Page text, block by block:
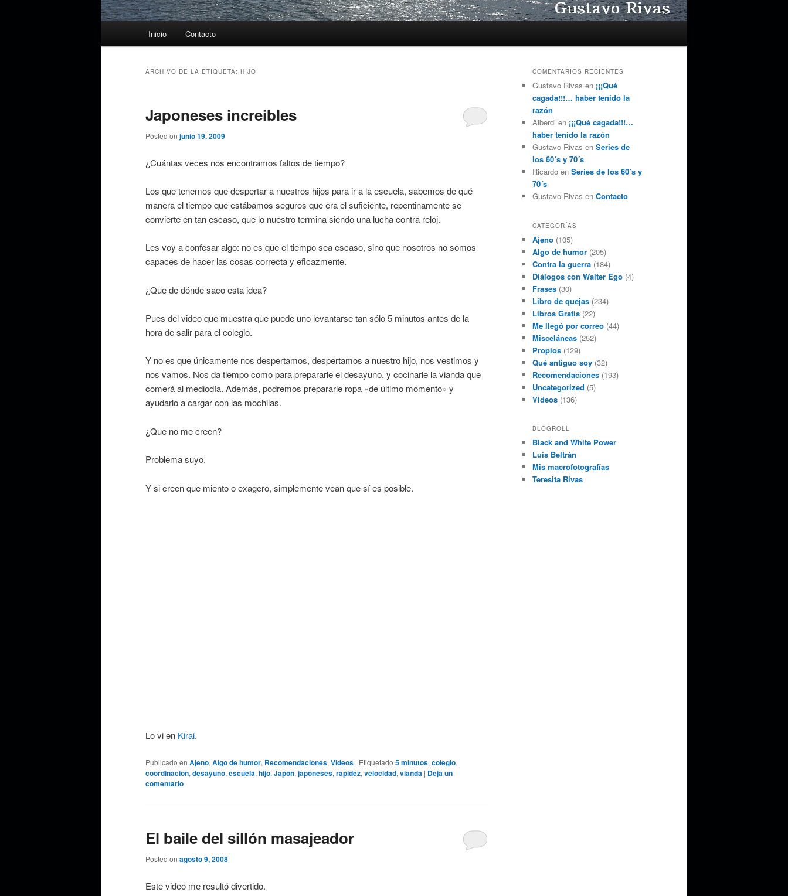
Inicio Contacto
ARCHIVO DE LA ETIQUETA: HIJO
Japoneses increibles
Posted on junio 19, 2009
¿Cuántas veces nos encontramos faltos de tiempo?
Los que tenemos que despertar a nuestros hijos para ir a la escuela, sabemos de qué
manera el tiempo que estábamos seguros que era el suficiente, repentinamente se
convierte en tan escaso, que lo nuestro termina siendo una lucha contra reloj.
Les voy a confesar algo: no es que el tiempo sea escaso, sino que nosotros no somos
capaces de hacer las cosas correcta y eficazmente.
¿Que de dónde saco esta idea?
Pues del video que muestra que puede uno levantarse tan sólo 5 minutos antes de la
hora de salir para el colegio.
Y no es que únicamente nos despertamos, despertamos a nuestro hijo, nos vestimos y
nos vamos. Nos da tiempo como para prepararle el desayuno, y cocinarle la vianda que
comerá al mediodía. Además, podremos prepararle ropa «de último momento» y
ayudarlo a cargar con las mochilas.
¿Que no me creen?
Problema suyo.
Y si creen que miento o exagero, simplemente vean que sí es posible.
Lo vi en Kirai.
Publicado en Ajeno, Algo de humor, Recomendaciones, Videos | Etiquetado 5 minutos, colegio,
coordinacion, desayuno, escuela, hijo, Japon, japoneses, rapidez, velocidad, vianda | Deja un
comentario
El baile del sillón masajeador
Posted on agosto 9, 2008
Este video me resultó divertido.
COMENTARIOS RECIENTES
Gustavo Rivas en ¡¡¡Qué
cagada!!!… haber tenido la
razón
Alberdi en ¡¡¡Qué cagada!!!…
haber tenido la razón
Gustavo Rivas en Series de
los 60´s y 70´s
Ricardo en Series de los 60´s y
70´s
Gustavo Rivas en Contacto
CATEGORÍAS
Ajeno (105)
Algo de humor (205)
Contra la guerra (184)
Diálogos con Walter Ego (4)
Frases (30)
Libro de quejas (234)
Libros Gratis (22)
Me llegó por correo (44)
Misceláneas (252)
Propios (129)
Qué antiguo soy (32)
Recomendaciones (193)
Uncategorized (5)
Videos (136)
BLOGROLL
Black and White Power
Luis Beltrán
Mis macrofotografías
Teresita Rivas